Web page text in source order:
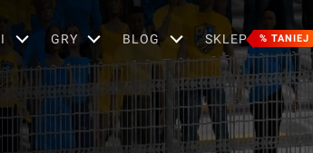
GRY BLOG SKLEP % TANIEJ